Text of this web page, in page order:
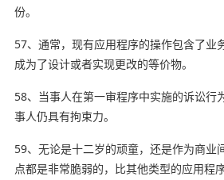
份。
57、通常，现有应用程序的操作包含了业
成为了设计或者实现更改的等价物。
58、当事人在第一审程序中实施的诉讼行
事人仍具有拘束力。
59、无论是十二岁的顽童，还是作为商业
点都是非常脆弱的，比其他类型的应用程